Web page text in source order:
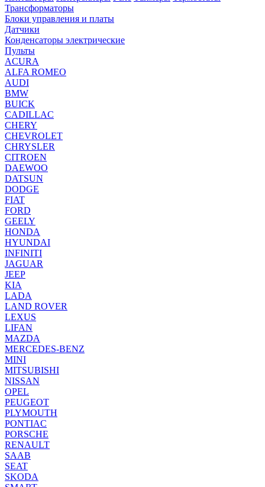
Трансформаторы
Блоки управления и платы
Датчики
Конденсаторы электрические
Пульты
ACURA
ALFA ROMEO
AUDI
BMW
BUICK
CADILLAC
CHERY
CHEVROLET
CHRYSLER
CITROEN
DAEWOO
DATSUN
DODGE
FIAT
FORD
GEELY
HONDA
HYUNDAI
INFINITI
JAGUAR
JEEP
KIA
LADA
LAND ROVER
LEXUS
LIFAN
MAZDA
MERCEDES-BENZ
MINI
MITSUBISHI
NISSAN
OPEL
PEUGEOT
PLYMOUTH
PONTIAC
PORSCHE
RENAULT
SAAB
SEAT
SKODA